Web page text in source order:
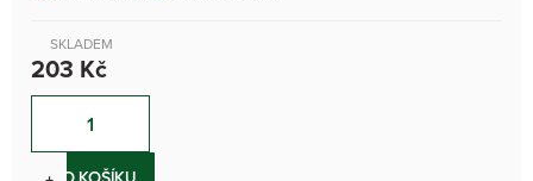
SKLADEM
203 Kč